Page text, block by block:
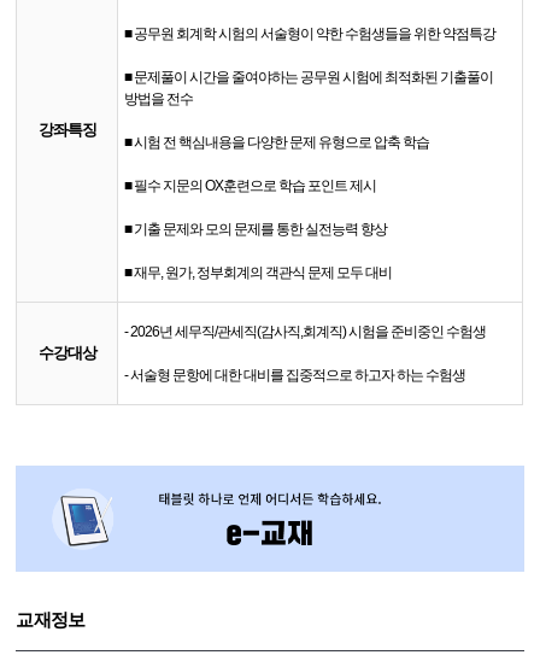
강좌특징
■​공무원 회계학 시험의 서술형이 약한 수험생들을 위한 약점특강
■​문제풀이 시간을 줄여야하는 공무원 시험에 최적화된 기출풀이
방법을 전수
■시험 전 핵심내용을 다양한 문제 유형으로 압축 학습
■필수 지문의OX훈련으로 학습 포인트 제시
■기출 문제와 모의 문제를 통한 실전능력 향상
■재무,원가,정부회계의 객관식 문제 모두 대비
수강대상
- 2026년 세무직/관세직(감사직,회계직) 시험을 준비중인 수험생
- 서술형 문항에 대한 대비를 집중적으로 하고자 하는 수험생
교재정보